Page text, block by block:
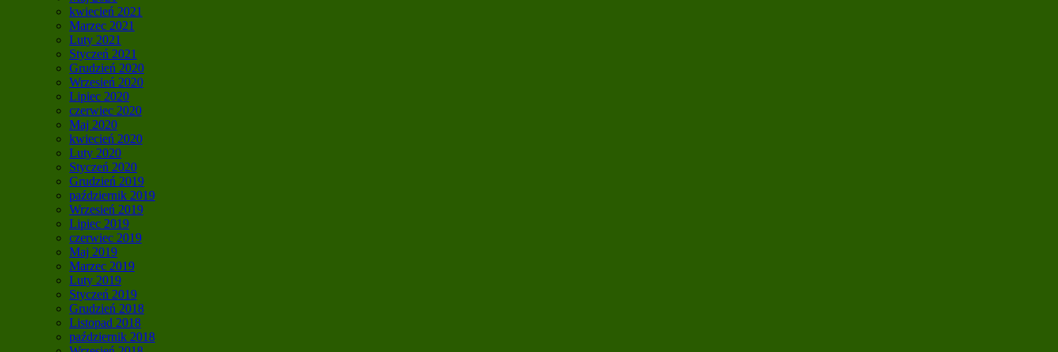
kwiecień 2021
Marzec 2021
Luty 2021
Styczeń 2021
Grudzień 2020
Wrzesień 2020
Lipiec 2020
czerwiec 2020
Maj 2020
kwiecień 2020
Luty 2020
Styczeń 2020
Grudzień 2019
październik 2019
Wrzesień 2019
Lipiec 2019
czerwiec 2019
Maj 2019
Marzec 2019
Luty 2019
Styczeń 2019
Grudzień 2018
Listopad 2018
październik 2018